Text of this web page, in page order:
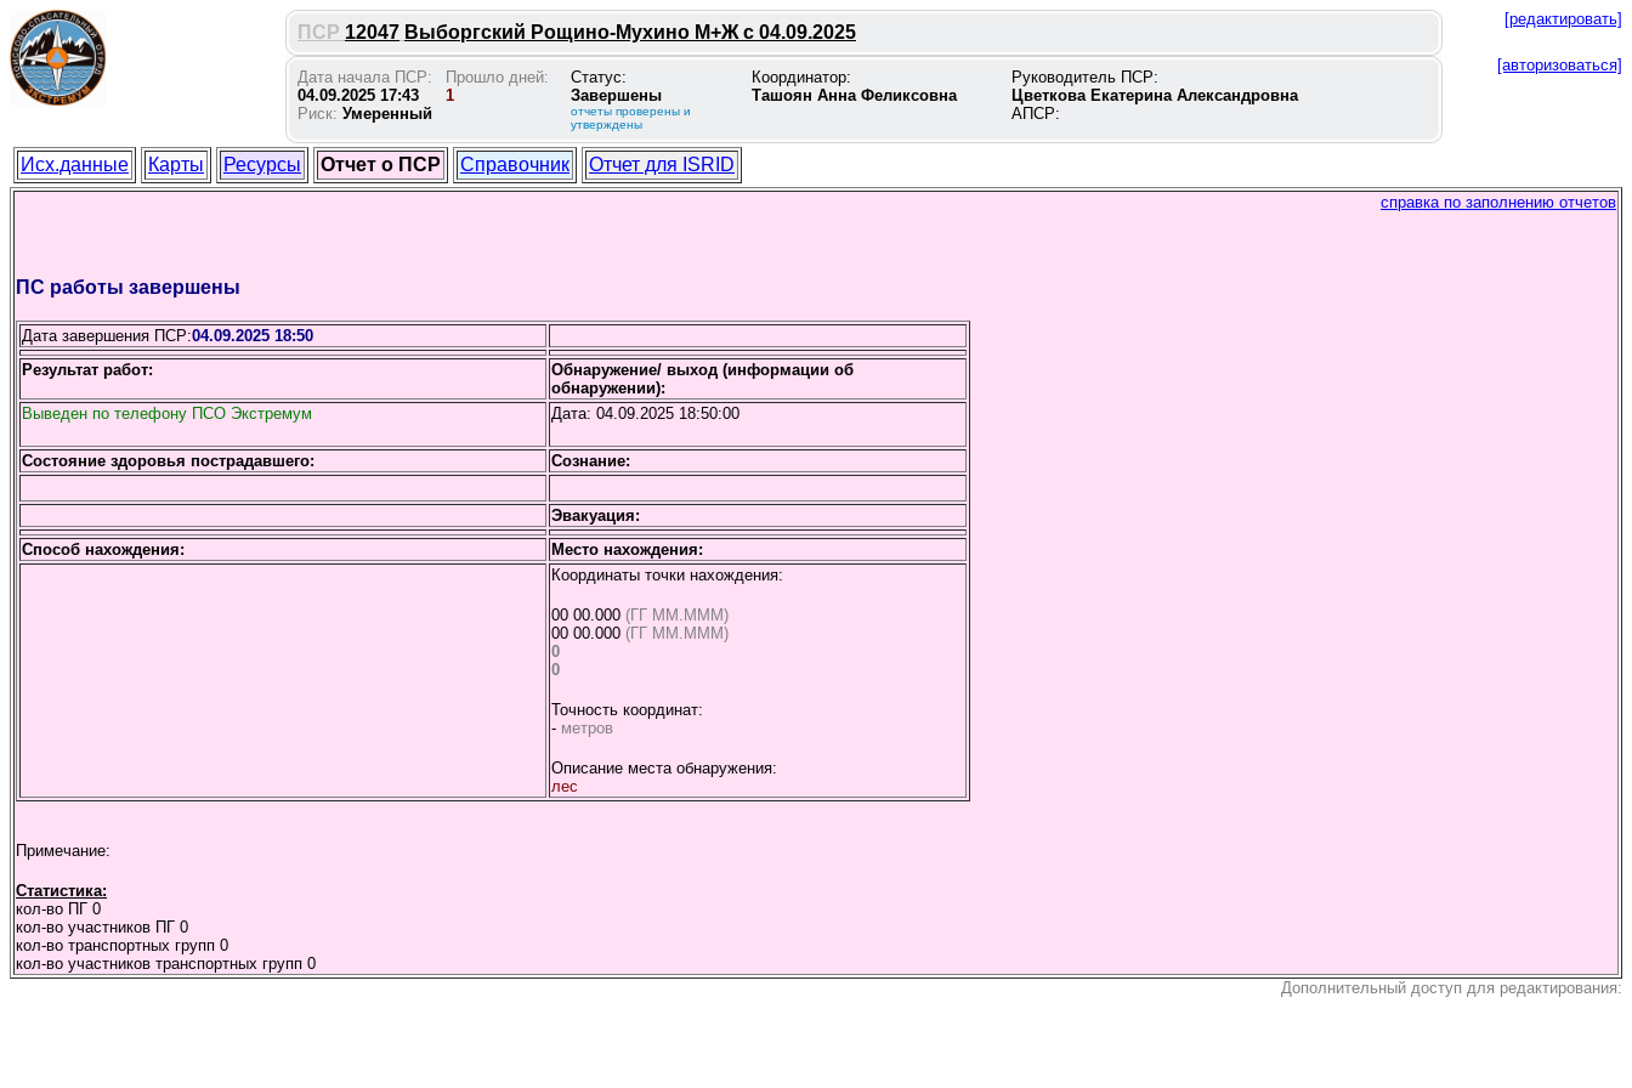
ПСР 12047 Выборгский Рощино-Мухино М+Ж с 04.09.2025
[редактировать]
Дата начала ПСР:
04.09.2025 17:43
Риск: Умеренный
Прошло дней:
1
Статус:
Завершены
отчеты проверены и
утверждены
Координатор:
Ташоян Анна Феликсовна
Руководитель ПСР:
Цветкова Екатерина Александровна
АПСР:
[авторизоваться]
Исх.данные Карты Ресурсы Отчет о ПСР Справочник Отчет для ISRID
справка по заполнению отчетов
ПС работы завершены
Дата завершения ПСР:04.09.2025 18:50
Результат работ:
Обнаружение/ выход (информации об
обнаружении):
Выведен по телефону ПСО Экстремум
Дата: 04.09.2025 18:50:00
Состояние здоровья пострадавшего: Сознание:
Эвакуация:
Способ нахождения:
Место нахождения:
Координаты точки нахождения:
00 00.000 (ГГ ММ.МММ)
00 00.000 (ГГ ММ.МММ)
0
0
Точность координат:
- метров
Описание места обнаружения:
лес
Примечание:
Статистика:
кол-во ПГ 0
кол-во участников ПГ 0
кол-во транспортных групп 0
кол-во участников транспортных групп 0
Дополнительный доступ для редактирования: